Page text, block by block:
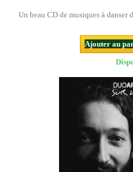
Un beau CD de musiques à
Ajouter au